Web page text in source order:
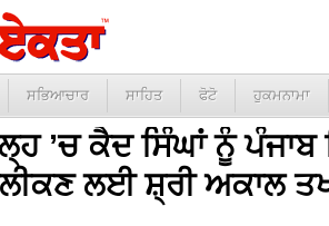
ਸਭਿਆਚਾਰ ਸਾਹਿਤ ਫੋਟੋ ਹੁਕਮਨਾਮਾ
’ਚ ਕੈਦ ਸਿੰਘਾਂ ਨੂੰ
ਲਈ ਸ਼੍ਰੀ ਅਕਾਲ